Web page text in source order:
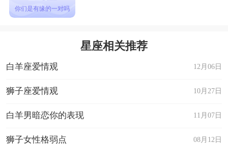
你们是有缘的一对吗
星座相关推荐
12月06日
白羊座爱情观
10月27日
狮子座爱情观
11月07日
白羊男暗恋你的表现
08月12日
狮子女性格弱点